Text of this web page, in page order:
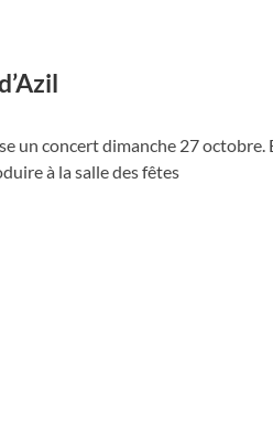
un concert dimanche 27 octobre.
à la salle des fêtes